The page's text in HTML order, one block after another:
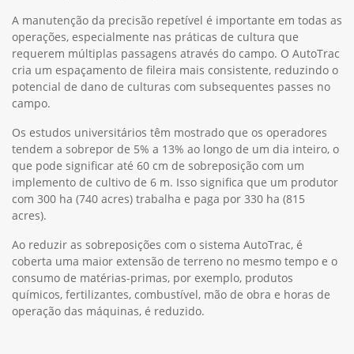
A manutenção da precisão repetível é importante em todas as
operações, especialmente nas práticas de cultura que
requerem múltiplas passagens através do campo. O AutoTrac
cria um espaçamento de fileira mais consistente, reduzindo o
potencial de dano de culturas com subsequentes passes no
campo.
Os estudos universitários têm mostrado que os operadores
tendem a sobrepor de 5% a 13% ao longo de um dia inteiro, o
que pode significar até 60 cm de sobreposição com um
implemento de cultivo de 6 m. Isso significa que um produtor
com 300 ha (740 acres) trabalha e paga por 330 ha (815
acres).
Ao reduzir as sobreposições com o sistema AutoTrac, é
coberta uma maior extensão de terreno no mesmo tempo e o
consumo de matérias-primas, por exemplo, produtos
químicos, fertilizantes, combustível, mão de obra e horas de
operação das máquinas, é reduzido.